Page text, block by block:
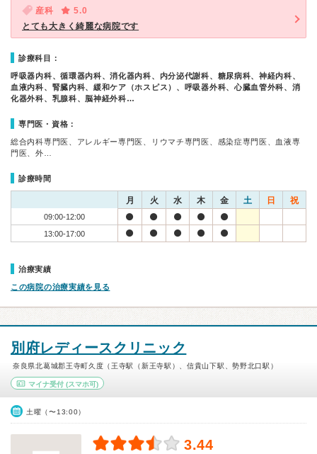
産科
5.0
とても大きく綺麗な病院です
診療科目：
呼吸器内科、循環器内科、消化器内科、内分泌代謝科、糖尿病科、神経内科、
血液内科、腎臓内科、緩和ケア（ホスピス）、呼吸器外科、心臓血管外科、消
化器外科、乳腺科、脳神経外科…
専門医・資格：
総合内科専門医、アレルギー専門医、リウマチ専門医、感染症専門医、血液専
門医、外…
診療時間
月 火 水 木 金 土 日 祝
09:00-12:00
13:00-17:00
治療実績
この病院の治療実績を見る
別府レディースクリニック
奈良県北葛城郡王寺町久度（王寺駅（新王寺駅）、信貴山下駅、勢野北口駅）
マイナ受付 (スマホ可)
土曜（〜13:00）
3.44